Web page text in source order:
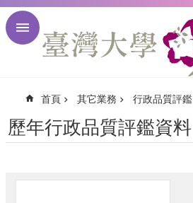
跳到主要內容區塊
回
首
頁
首
首頁 其它業務 行政品質評鑑
歷年行政品質評鑑資料